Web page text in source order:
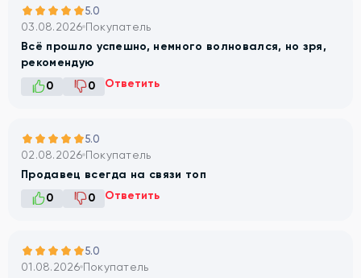
5.0
03.08.2026 Покупатель
Всё прошло успешно, немного волновался, но зря,
рекомендую
0
0 Ответить
5.0
02.08.2026 Покупатель
Продавец всегда на связи топ
0
0 Ответить
5.0
01.08.2026 Покупатель